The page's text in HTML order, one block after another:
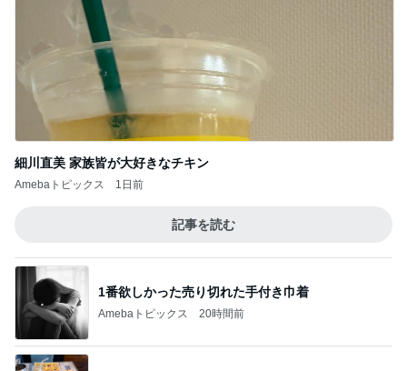
Amebaトピックス
記事を読む
1番欲しかった売り切れた手付き巾着
Amebaトピックス 20時間前
Amebaトピックス 1日前
迫力に圧倒された2年ぶりの花火
Amebaトピックス 2日前